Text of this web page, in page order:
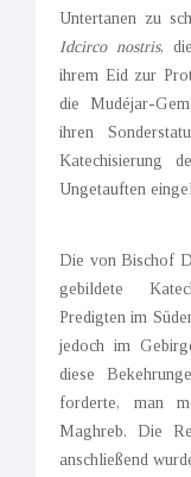
Untertanen zu
Idcirco nostris,
ihrem Eid zur
die Mudéjar-
ihren
Katechisierung
Ungetauften
Die von Bischof
gebildete
Predigten im
jedoch im
diese
forderte, man
Maghreb. Die
anschließend